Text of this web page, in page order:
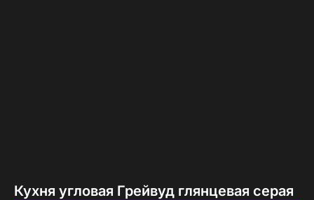
Кухня угловая Грейвуд глянцевая серая